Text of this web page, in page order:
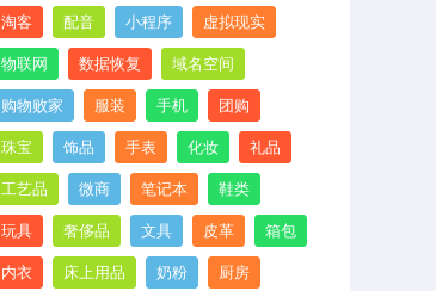
淘客 配音 小程序 虚拟现实
物联网 数据恢复 域名空间
购物败家 服装 手机 团购
珠宝 饰品 手表 化妆 礼品
工艺品 微商 笔记本 鞋类
玩具 奢侈品 文具 皮革 箱包
内衣 床上用品 奶粉 厨房